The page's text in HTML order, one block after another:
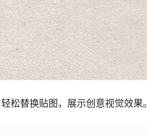
松替换贴图，展示创意视觉效果。